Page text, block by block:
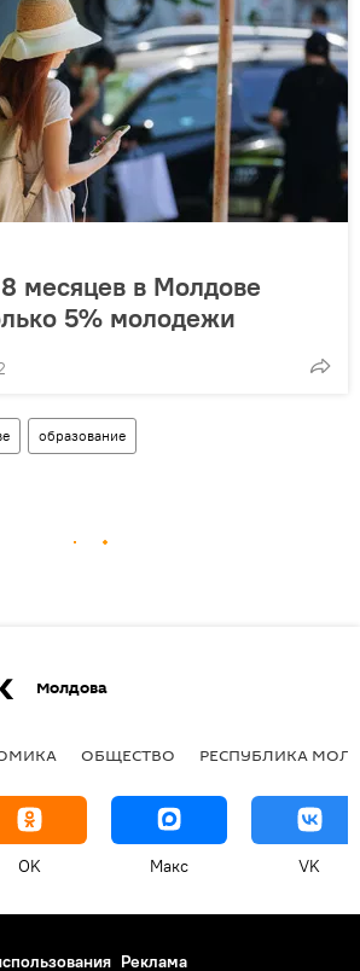
месяцев в Молдове
5% молодежи
образование
Молдова
ОБЩЕСТВО РЕСПУБЛИКА
OK Макс VK
Реклама